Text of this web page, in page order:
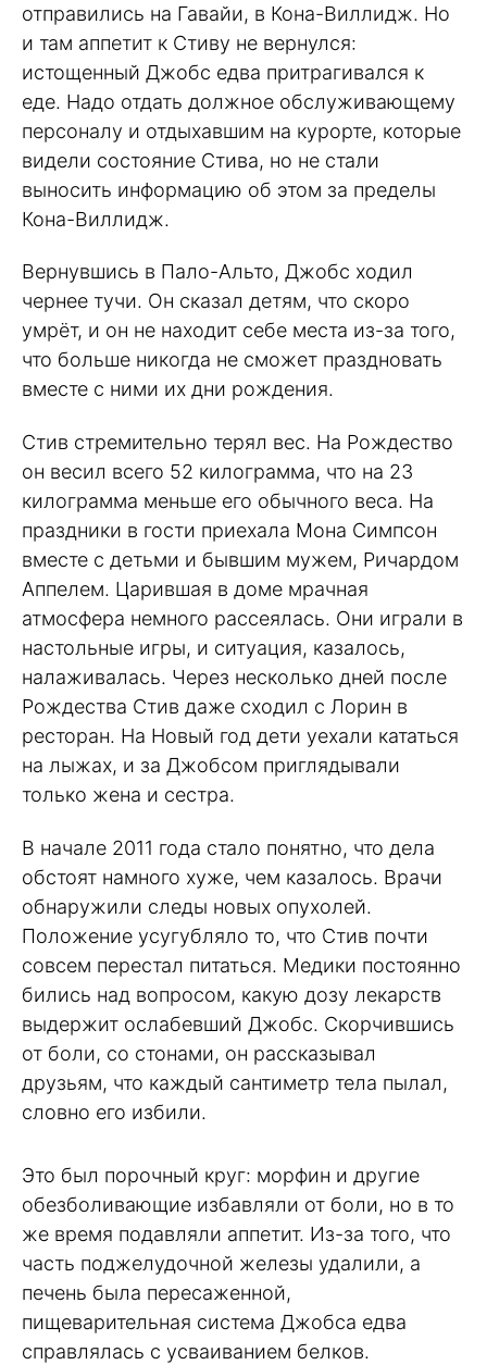
отправились на Гавайи, в Кона-Виллидж. Но
и там аппетит к Стиву не вернулся:
истощенный Джобс едва притрагивался к
еде. Надо отдать должное обслуживающему
персоналу и отдыхавшим на курорте, которые
видели состояние Стива, но не стали
выносить информацию об этом за пределы
Кона-Виллидж.
Вернувшись в Пало-Альто, Джобс ходил
чернее тучи. Он сказал детям, что скоро
умрёт, и он не находит себе места из-за того,
что больше никогда не сможет праздновать
вместе с ними их дни рождения.
Стив стремительно терял вес. На Рождество
он весил всего 52 килограмма, что на 23
килограмма меньше его обычного веса. На
праздники в гости приехала Мона Симпсон
вместе с детьми и бывшим мужем, Ричардом
Аппелем. Царившая в доме мрачная
атмосфера немного рассеялась. Они играли в
настольные игры, и ситуация, казалось,
налаживалась. Через несколько дней после
Рождества Стив даже сходил с Лорин в
ресторан. На Новый год дети уехали кататься
на лыжах, и за Джобсом приглядывали
только жена и сестра.
В начале 2011 года стало понятно, что дела
обстоят намного хуже, чем казалось. Врачи
обнаружили следы новых опухолей.
Положение усугубляло то, что Стив почти
совсем перестал питаться. Медики постоянно
бились над вопросом, какую дозу лекарств
выдержит ослабевший Джобс. Скорчившись
от боли, со стонами, он рассказывал
друзьям, что каждый сантиметр тела пылал,
словно его избили.
Это был порочный круг: морфин и другие
обезболивающие избавляли от боли, но в то
же время подавляли аппетит. Из-за того, что
часть поджелудочной железы удалили, а
печень была пересаженной,
пищеварительная система Джобса едва
справлялась с усваиванием белков.